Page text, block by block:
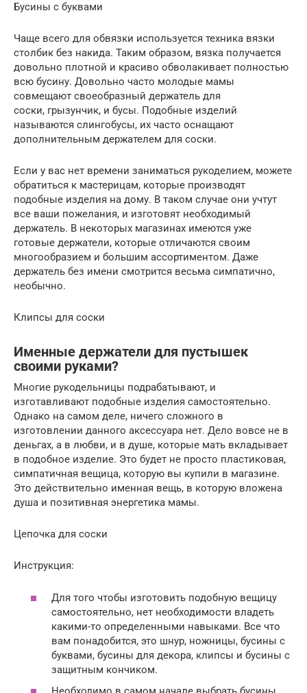
Бусины с буквами
Чаще всего для обвязки используется техника вязки
столбик без накида. Таким образом, вязка получается
довольно плотной и красиво обволакивает полностью
всю бусину. Довольно часто молодые мамы
совмещают своеобразный держатель для
соски, грызунчик, и бусы. Подобные изделий
называются слингобусы, их часто оснащают
дополнительным держателем для соски.
Если у вас нет времени заниматься рукоделием, можете
обратиться к мастерицам, которые производят
подобные изделия на дому. В таком случае они учтут
все ваши пожелания, и изготовят необходимый
держатель. В некоторых магазинах имеются уже
готовые держатели, которые отличаются своим
многообразием и большим ассортиментом. Даже
держатель без имени смотрится весьма симпатично,
необычно.
Клипсы для соски
Именные держатели для пустышек
своими руками?
Многие рукодельницы подрабатывают, и
изготавливают подобные изделия самостоятельно.
Однако на самом деле, ничего сложного в
изготовлении данного аксессуара нет. Дело вовсе не в
деньгах, а в любви, и в душе, которые мать вкладывает
в подобное изделие. Это будет не просто пластиковая,
симпатичная вещица, которую вы купили в магазине.
Это действительно именная вещь, в которую вложена
душа и позитивная энергетика мамы.
Цепочка для соски
Инструкция:
Для того чтобы изготовить подобную вещицу
самостоятельно, нет необходимости владеть
какими-то определенными навыками. Все что
вам понадобится, это шнур, ножницы, бусины с
буквами, бусины для декора, клипсы и бусины с
защитным кончиком.